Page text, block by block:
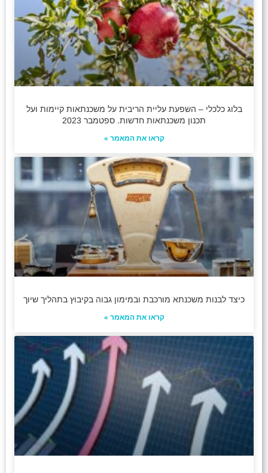
בלוג כלכלי – השפעת עליית הריבית על משכנתאות קיימות ועל
תכנון משכנתאות חדשות. ספטמבר 2023
קראו את המאמר »
כיצד לבנות משכנתא מורכבת ובמימון גבוה בקיבוץ בתהליך שיוך
קראו את המאמר »